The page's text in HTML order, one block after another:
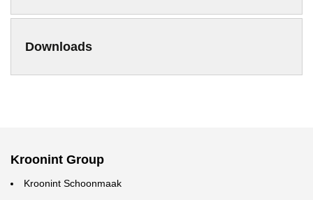
Downloads
Kroonint Group
Kroonint Schoonmaak